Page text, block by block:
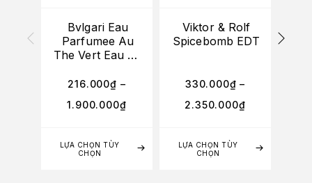
LỰA CHỌN TÙY
CHỌN
Bvlgari Eau
Parfumee Au
The Vert Eau De
216.000₫ –
1.900.000₫
LỰA CHỌN TÙY
CHỌN
Viktor & Rolf
Spicebomb EDT
330.000₫ –
2.350.000₫